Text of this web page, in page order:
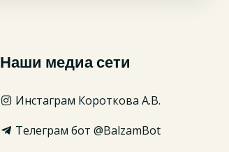
Наши медиа сети
Инстаграм Короткова А.В.
Телеграм бот @BalzamBot